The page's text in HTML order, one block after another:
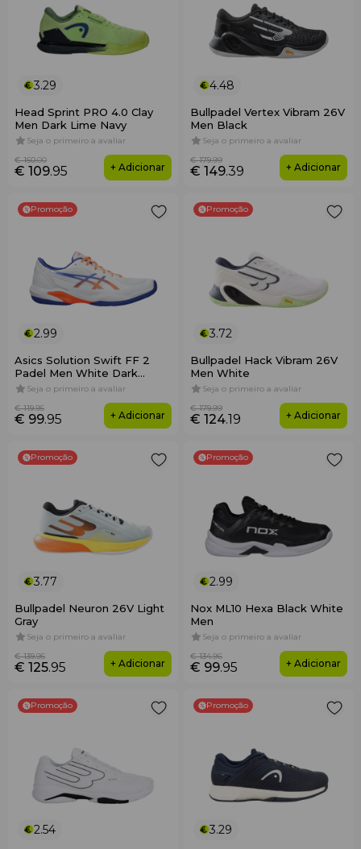
3.29
Head Sprint PRO 4.0 Clay
Men Dark Lime Navy
Seja o primeiro a avaliar
€ 109.95
€ 160.00
+ Adicionar
4.48
Bullpadel Vertex Vibram 26V
Men Black
Seja o primeiro a avaliar
€ 149.39
€ 179.99
+ Adicionar
Promoção
2.99
Asics Solution Swift FF 2
Padel Men White Dark
Cobalt
Seja o primeiro a avaliar
€ 99.95
€ 119.95
+ Adicionar
Promoção
3.72
Bullpadel Hack Vibram 26V
Men White
Seja o primeiro a avaliar
€ 124.19
€ 179.99
+ Adicionar
Promoção
3.77
Bullpadel Neuron 26V Light
Gray
Seja o primeiro a avaliar
€ 125.95
€ 139.95
+ Adicionar
Promoção
2.99
Nox ML10 Hexa Black White
Men
Seja o primeiro a avaliar
€ 99.95
€ 134.96
+ Adicionar
Promoção
2.54
Promoção
3.29